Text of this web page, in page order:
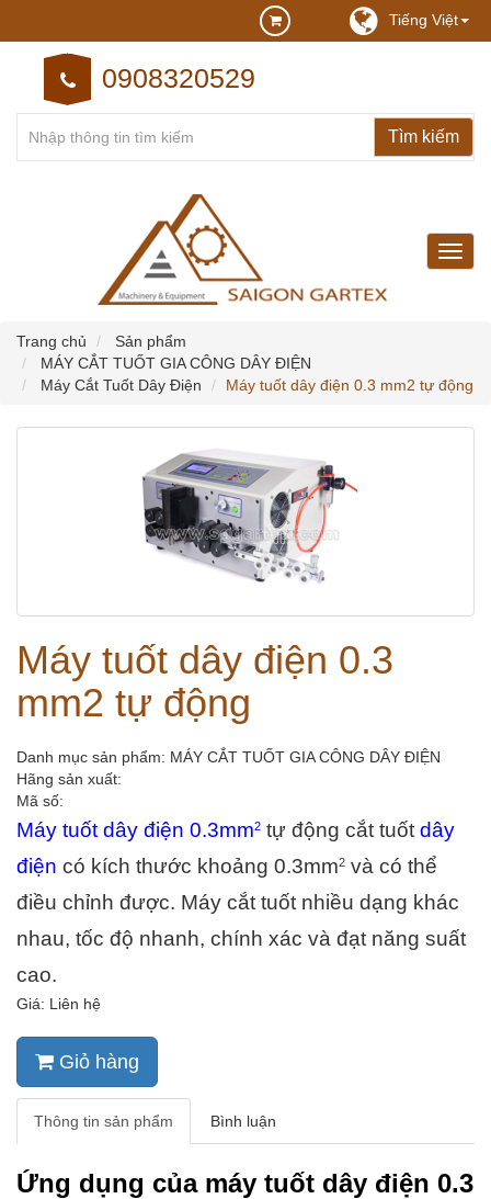
Tiếng Việt
0908320529
may
may
Trang chủ
Sản phẩm
MÁY CẮT TUỐT GIA CÔNG DÂY ĐIỆN
Máy Cắt Tuốt Dây Điện
Máy tuốt dây điện 0.3 mm2 tự động
Máy tuốt dây điện 0.3
mm2 tự động
Danh mục sản phẩm: MÁY CẮT TUỐT GIA CÔNG DÂY ĐIỆN
Hãng sản xuất:
Mã số:
Máy tuốt dây điện 0.3mm2 tự động cắt tuốt dây
điện có kích thước khoảng 0.3mm2 và có thể
điều chỉnh được. Máy cắt tuốt nhiều dạng khác
nhau, tốc độ nhanh, chính xác và đạt năng suất
cao.
Giá: Liên hệ
Giỏ hàng
Thông tin sản phẩm Bình luận
Ứng dụng của máy tuốt dây điện 0.3